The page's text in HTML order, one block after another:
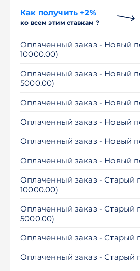
Как получить +2%
ко всем этим ставкам ?
Оплаченный заказ - Новый
10000.00)
Оплаченный заказ - Новый
5000.00)
Оплаченный заказ - Новый
Оплаченный заказ - Новый
Оплаченный заказ - Новый
Оплаченный заказ - Новый
Оплаченный заказ - Старый
10000.00)
Оплаченный заказ - Старый
5000.00)
Оплаченный заказ - Старый
Оплаченный заказ - Старый